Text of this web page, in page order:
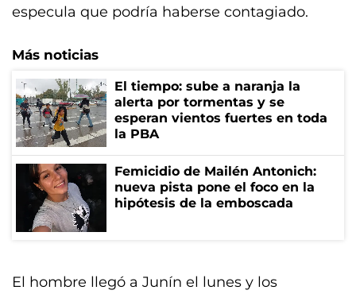
especula que podría haberse contagiado.
Más noticias
El tiempo: sube a naranja la
alerta por tormentas y se
esperan vientos fuertes en toda
la PBA
Femicidio de Mailén Antonich:
nueva pista pone el foco en la
hipótesis de la emboscada
El hombre llegó a Junín el lunes y los